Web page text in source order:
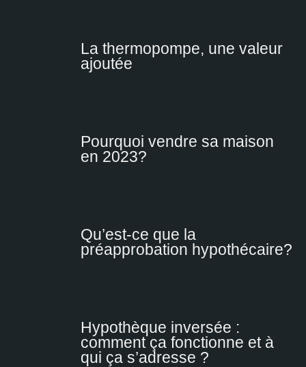
La thermopompe, une valeur
ajoutée
Pourquoi vendre sa maison
en 2023?
Qu’est-ce que la
préapprobation hypothécaire?
Hypothèque inversée :
comment ça fonctionne et à
qui ça s’adresse ?